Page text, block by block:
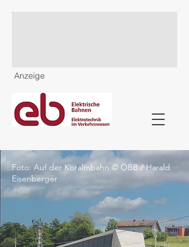
Anzeige
Foto: Auf der Koralmbahn © ÖBB / Harald
Eisenberger